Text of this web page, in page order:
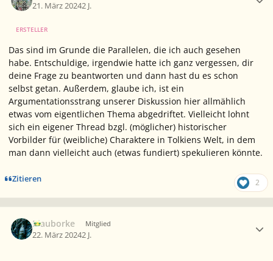
21. März 20242 J.
ERSTELLER
Das sind im Grunde die Parallelen, die ich auch gesehen
habe. Entschuldige, irgendwie hatte ich ganz vergessen, dir
deine Frage zu beantworten und dann hast du es schon
selbst getan. Außerdem, glaube ich, ist ein
Argumentationsstrang unserer Diskussion hier allmählich
etwas vom eigentlichen Thema abgedriftet. Vielleicht lohnt
sich ein eigener Thread bzgl. (möglicher) historischer
Vorbilder für (weibliche) Charaktere in Tolkiens Welt, in dem
man dann vielleicht auch (etwas fundiert) spekulieren könnte.
Zitieren 2
Blauborke Mitglied
22. März 20242 J.